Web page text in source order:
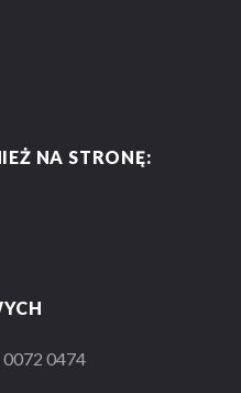
NA STRONĘ:
0072 0474